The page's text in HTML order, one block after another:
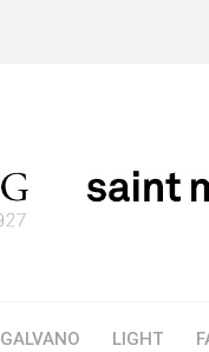
GALVANO LIGHT